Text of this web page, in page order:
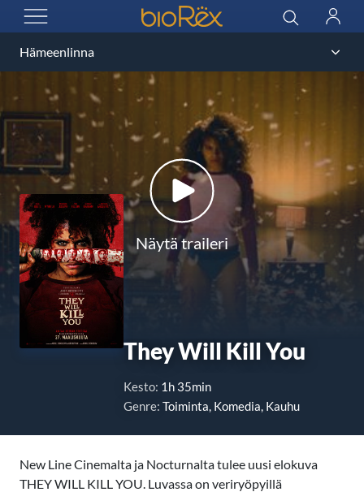
AVAA VALIKKO
BioRex Cinemas Haku
Näytä traileri
They Will Kill You
Kesto: 1h 35min
Genre: Toiminta, Komedia, Kauhu
New Line Cinemalta ja Nocturnalta tulee uusi elokuva
THEY WILL KILL YOU. Luvassa on veriryöpyillä